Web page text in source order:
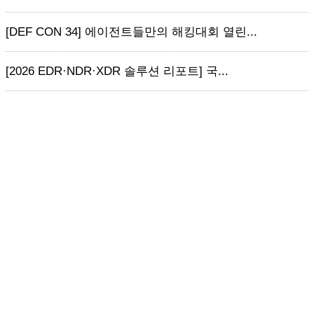
[DEF CON 34] 에이전트들만의 해킹대회 열린...
[2026 EDR·NDR·XDR 솔루션 리포트] 국...